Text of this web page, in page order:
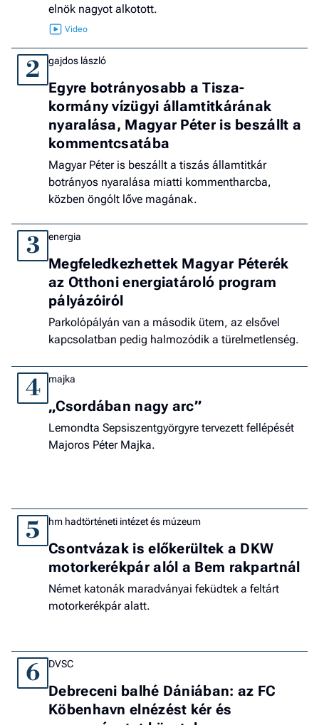
elnök nagyot alkotott.
2 gajdos lászló
Egyre botrányosabb a Tisza-
kormány vízügyi államtitkárának
nyaralása, Magyar Péter is beszállt a
kommentcsatába
Magyar Péter is beszállt a tiszás államtitkár
botrányos nyaralása miatti kommentharcba,
közben öngólt lőve magának.
3 energia
Megfeledkezhettek Magyar Péterék
az Otthoni energiatároló program
pályázóiról
Parkolópályán van a második ütem, az elsővel
kapcsolatban pedig halmozódik a türelmetlenség.
4 majka
„Csordában nagy arc”
Lemondta Sepsiszentgyörgyre tervezett fellépését
Majoros Péter Majka.
5 hm hadtörténeti intézet és múzeum
Csontvázak is előkerültek a DKW
motorkerékpár alól a Bem rakpartnál
Német katonák maradványai feküdtek a feltárt
motorkerékpár alatt.
6 DVSC
Debreceni balhé Dániában: az FC
Köbenhavn elnézést kér és